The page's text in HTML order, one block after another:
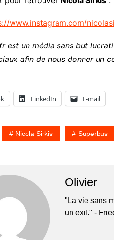
www.instagram.com/
est un média sans but
afin de nous donner un
LinkedIn E-mail
Nicola Sirkis Superbus
Olivier
"La vie sans
un exil." -